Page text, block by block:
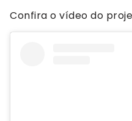
Confira o vídeo do